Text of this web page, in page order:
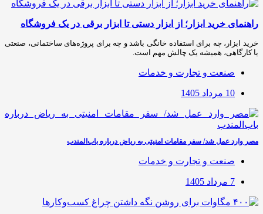
راهنمای خرید ابزار؛ از ابزار دستی تا ابزار برقی در یک فروشگاه
خرید ابزار، چه برای استفاده خانگی باشد و چه برای پروژه‌های ساختمانی، صنعتی
یا کارگاهی، همیشه یک چالش مهم است.
صنعت و تجارت و خدمات
10 مرداد 1405
مصر وارد عمل شد/ سفر مقامات امنیتی به ریاض درباره باب‌المندب
صنعت و تجارت و خدمات
7 مرداد 1405